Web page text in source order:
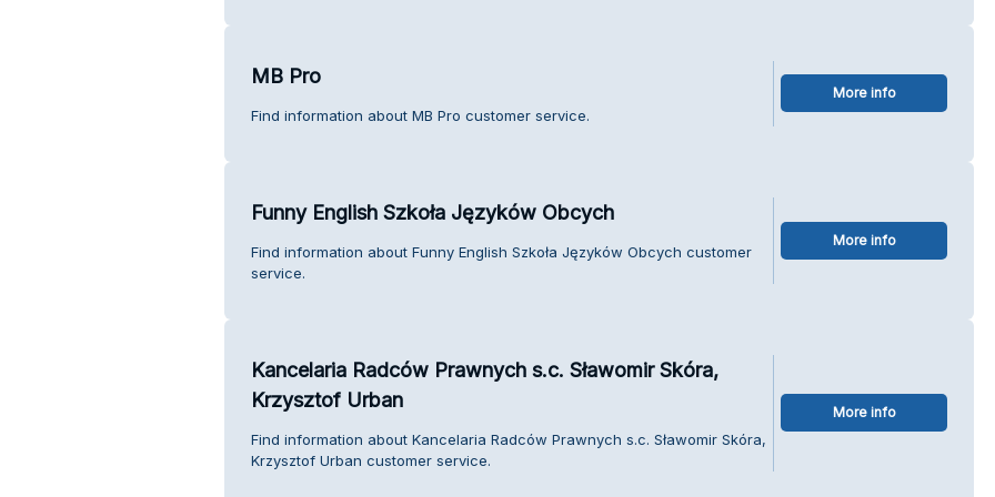
MB Pro
Find information about MB Pro customer service.
More info
Funny English Szkoła Języków Obcych
Find information about Funny English Szkoła Języków Obcych customer
service.
More info
Kancelaria Radców Prawnych s.c. Sławomir Skóra,
Krzysztof Urban
Find information about Kancelaria Radców Prawnych s.c. Sławomir Skóra,
Krzysztof Urban customer service.
More info